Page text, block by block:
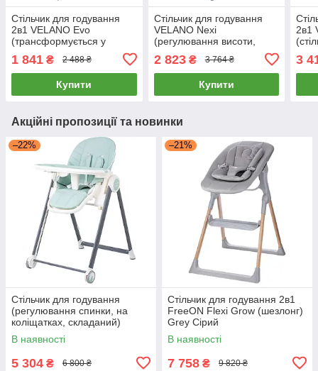
Стільчик для годування
2в1 VELANO Evo
(трансформується у
дитячий стілець, чохол з
екошкіри) Grey Сірий
1 841 ₴ 2 488 ₴
Купити
Стільчик для годування
VELANO Nexi
(регулювання висоти,
чохол з екошкіри, кошик
для іграшок) Pink Рожевий
2 823₴ 3 764 ₴
Купити
2в1
3
Акційні пропозиції та новинки
–22%
Стільчик для годування
(регулювання спинки, на
коліщатках, складаний)
FreeON SVEN Mint 31306
М'ятний
В наявності
5 304 ₴ 6 800 ₴
–21%
Стільчик для годування 2в1
FreeON Flexi Grow (шезлонг)
Grey Сірий
В наявності
7 758 ₴ 9 820 ₴